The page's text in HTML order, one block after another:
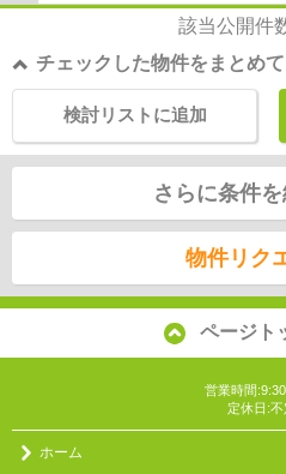
フト有・クレーン3基有（残置物）！
該当公開件
チェックした物件をまとめて
検討リストに追加
さらに条件
物件リク
ページト
営業時間
定休日:不
ホーム